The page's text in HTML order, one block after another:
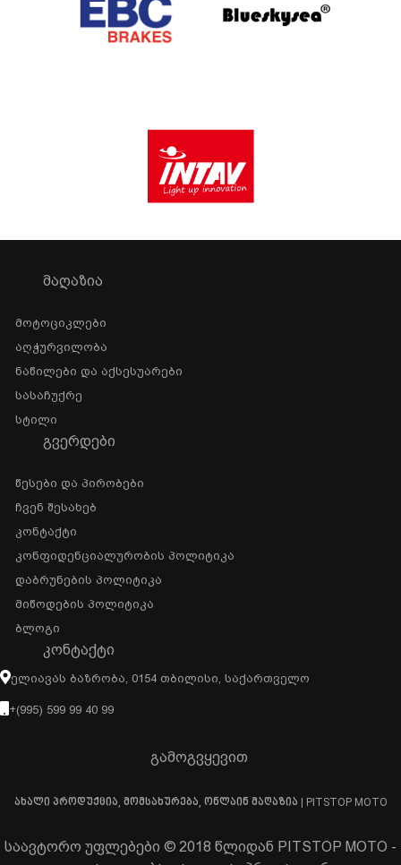
ᲛᲐᲦᲐᲖᲘᲐ
Მოტოციკლები
Აღჭურვილობა
Ნაწილები Და Აქსესუარები
Სასაჩუქრე
Სტილი
ᲒᲕᲔᲠᲓᲔᲑᲘ
Წესები Და Პირობები
Ჩვენ Შესახებ
Კონტაქტი
Კონფიდენციალურობის Პოლიტიკა
Დაბრუნების Პოლიტიკა
Მიწოდების Პოლიტიკა
Ბლოგი
ᲙᲝᲜᲢᲐᲥᲢᲘ
Ელიავას Ბაზრობა, 0154 Თბილისი, Საქართველო
+(995) 599 99 40 99
გამოგვყევით
ახალი პროდუქცია, მომსახურება, ონლაინ მაღაზია | PITSTOP MOTO
საავტორო უფლებები © 2018 წლიდან PITSTOP MOTO -